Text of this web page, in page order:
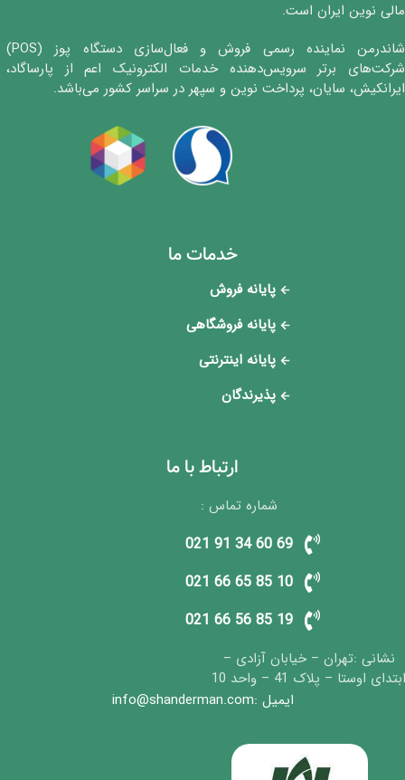
مالی نوین ایران است.
شاندرمن نماینده رسمی فروش و فعال‌سازی دستگاه پوز (POS)
شرکت‌های برتر سرویس‌دهنده خدمات الکترونیک اعم از پارساگاد،
ایرانکیش، سایان، پرداخت نوین و سپهر در سراسر کشور می‌باشد.
خدمات ما
پایانه فروش
پایانه فروشگاهی
پایانه اینترنتی
پذیرندگان
ارتباط با ما
شماره تماس :
69 60 34 91 021
10 85 65 66 021
19 85 56 66 021
نشانی :تهران – خیابان آزادی –
ابتدای اوستا – پلاک 41 – واحد 10
ایمیل :info@shanderman.com